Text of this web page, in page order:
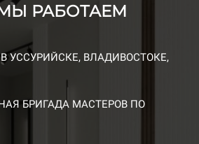
РАБОТАЕМ
УССУРИЙСКЕ, ВЛАДИВОСТОКЕ,
БРИГАДА МАСТЕРОВ ПО